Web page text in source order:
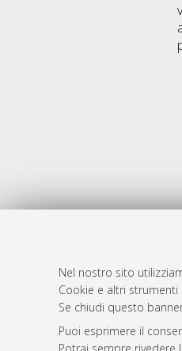
Nel nostro sito
Cookie e altri
Se chiudi questo
Puoi esprimere il
Atom
Rss 1.0